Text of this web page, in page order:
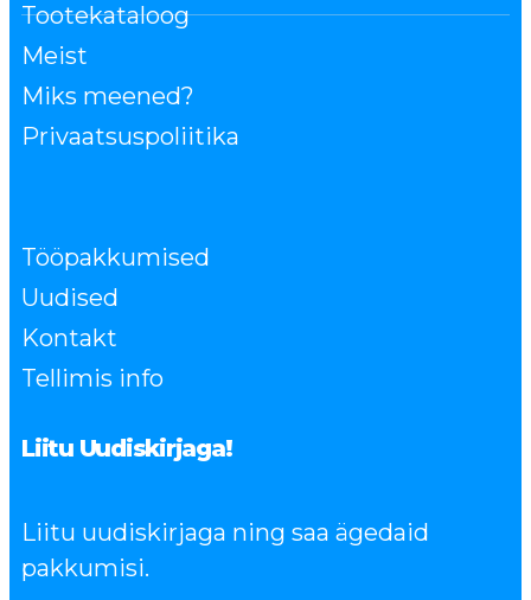
Tootekataloog
Meist
Miks meened?
Privaatsuspoliitika
Tööpakkumised
Uudised
Kontakt
Tellimis info
Liitu Uudiskirjaga!
Liitu uudiskirjaga ning saa ägedaid
pakkumisi.